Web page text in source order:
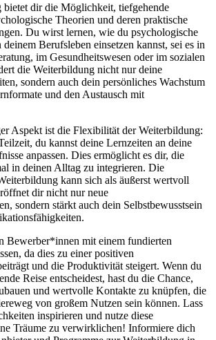
bietet dir die Möglichkeit, tiefgehende
Theorien und deren praktische
Du wirst lernen, wie du psychologische
Berufsleben einsetzen kannst, sei es in
im Gesundheitswesen oder im sozialen
die Weiterbildung nicht nur deine
sondern auch dein persönliches Wachstum
und den Austausch mit
Aspekt ist die Flexibilität der Weiterbildung:
du kannst deine Lernzeiten an deine
anpassen. Dies ermöglicht es dir, die
in deinen Alltag zu integrieren. Die
kann sich als äußerst wertvoll
dir nicht nur neue
sondern stärkt auch dein Selbstbewusstsein
Bewerber*innen mit einem fundierten
da dies zu einer positiven
und die Produktivität steigert. Wenn du
Reise entscheidest, hast du die Chance,
und wertvolle Kontakte zu knüpfen, die
von großem Nutzen sein können. Lass
inspirieren und nutze diese
Träume zu verwirklichen! Informiere dich